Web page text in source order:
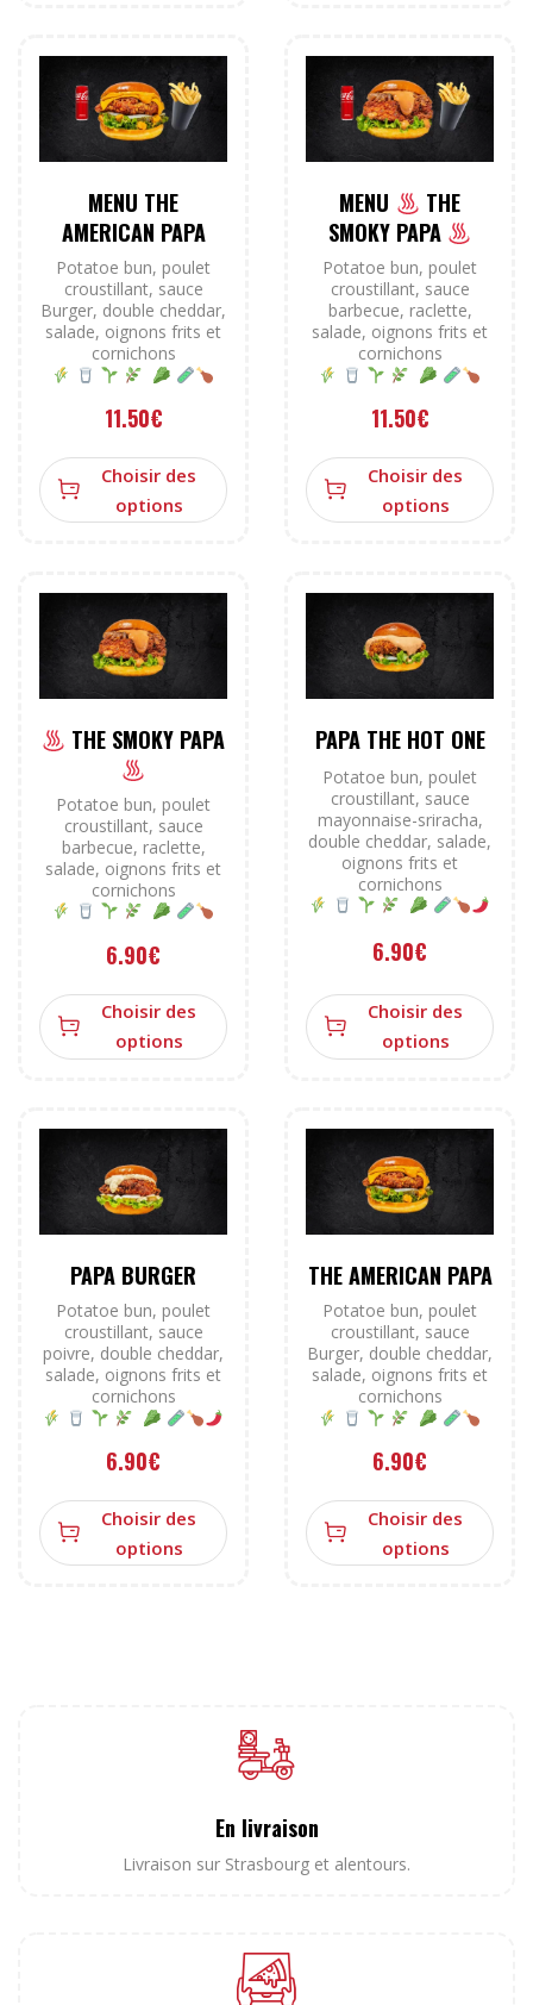
MENU THE
AMERICAN PAPA
Potatoe bun, poulet
croustillant, sauce
Burger, double cheddar,
salade, oignons frits et
cornichons
11.50€
Choisir des
options
MENU
THE
SMOKY PAPA
Potatoe bun, poulet
croustillant, sauce
barbecue, raclette,
salade, oignons frits et
cornichons
11.50€
Choisir des
options
THE SMOKY PAPA
Potatoe bun, poulet
croustillant, sauce
barbecue, raclette,
salade, oignons frits et
cornichons
6.90€
Choisir des
options
PAPA THE HOT ONE
Potatoe bun, poulet
croustillant, sauce
mayonnaise-sriracha,
double cheddar, salade,
oignons frits et
cornichons
6.90€
Choisir des
options
PAPA BURGER
Potatoe bun, poulet
croustillant, sauce
poivre, double cheddar,
salade, oignons frits et
cornichons
6.90€
Choisir des
options
THE AMERICAN PAPA
Potatoe bun, poulet
croustillant, sauce
Burger, double cheddar,
salade, oignons frits et
cornichons
6.90€
Choisir des
options
En livraison
Livraison sur Strasbourg et alentours.